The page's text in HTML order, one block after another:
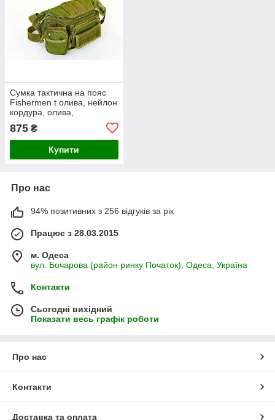
Сумка тактична на пояс
Fishermen t олива, нейлон
кордура, олива,
875 ₴
Купити
Про нас
94% позитивних з 256 відгуків за рік
Працює з 28.03.2015
м. Одеса
вул. Бочарова (район ринку Початок), Одеса, Україна
Контакти
Сьогодні вихідний
Показати весь графік роботи
Про нас
Контакти
Доставка та оплата